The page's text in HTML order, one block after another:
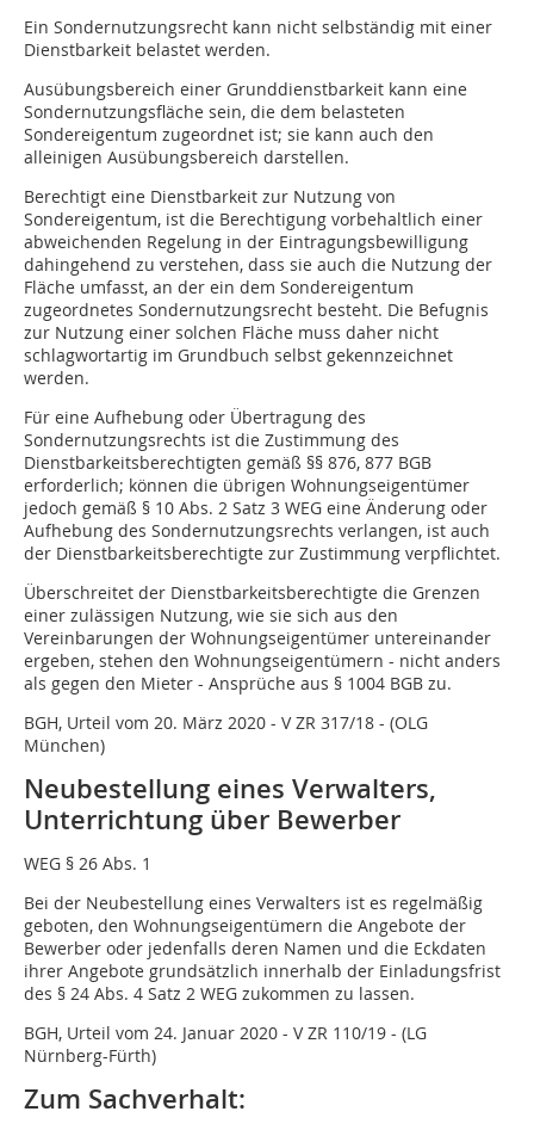
Ein Sondernutzungsrecht kann nicht selbständig mit einer
Dienstbarkeit belastet werden.
Ausübungsbereich einer Grunddienstbarkeit kann eine
Sondernutzungsfläche sein, die dem belasteten
Sondereigentum zugeordnet ist; sie kann auch den
alleinigen Ausübungsbereich darstellen.
Berechtigt eine Dienstbarkeit zur Nutzung von
Sondereigentum, ist die Berechtigung vorbehaltlich einer
abweichenden Regelung in der Eintragungsbewilligung
dahingehend zu verstehen, dass sie auch die Nutzung der
Fläche umfasst, an der ein dem Sondereigentum
zugeordnetes Sondernutzungsrecht besteht. Die Befugnis
zur Nutzung einer solchen Fläche muss daher nicht
schlagwortartig im Grundbuch selbst gekennzeichnet
werden.
Für eine Aufhebung oder Übertragung des
Sondernutzungsrechts ist die Zustimmung des
Dienstbarkeitsberechtigten gemäß §§ 876, 877 BGB
erforderlich; können die übrigen Wohnungseigentümer
jedoch gemäß § 10 Abs. 2 Satz 3 WEG eine Änderung oder
Aufhebung des Sondernutzungsrechts verlangen, ist auch
der Dienstbarkeitsberechtigte zur Zustimmung verpflichtet.
Überschreitet der Dienstbarkeitsberechtigte die Grenzen
einer zulässigen Nutzung, wie sie sich aus den
Vereinbarungen der Wohnungseigentümer untereinander
ergeben, stehen den Wohnungseigentümern - nicht anders
als gegen den Mieter - Ansprüche aus § 1004 BGB zu.
BGH, Urteil vom 20. März 2020 - V ZR 317/18 - (OLG
München)
Neubestellung eines Verwalters,
Unterrichtung über Bewerber
WEG § 26 Abs. 1
Bei der Neubestellung eines Verwalters ist es regelmäßig
geboten, den Wohnungseigentümern die Angebote der
Bewerber oder jedenfalls deren Namen und die Eckdaten
ihrer Angebote grundsätzlich innerhalb der Einladungsfrist
des § 24 Abs. 4 Satz 2 WEG zukommen zu lassen.
BGH, Urteil vom 24. Januar 2020 - V ZR 110/19 - (LG
Nürnberg-Fürth)
Zum Sachverhalt: